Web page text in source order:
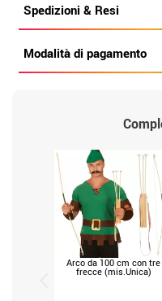
Spedizioni & Resi
Modalità di pagamento
Arco da 100 cm con tre
frecce (mis.Unica)